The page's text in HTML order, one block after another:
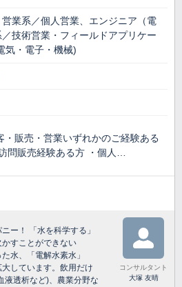
業系／個人営業、エンジニア（電
技術営業・フィールドアプリケー
気・電子・機械)
・販売・営業いずれかのご経験ある
問販売経験ある方 ・個人…
ー！ 「水を科学する」
すことができない
水、「電解水素水」
しています。飲用だけ
液透析など)、農業分野な
コンサルタント
大塚 友晴